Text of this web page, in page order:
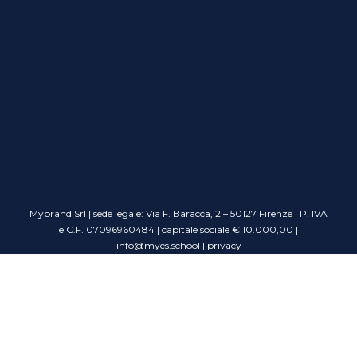
Mybrand Srl | sede legale: Via F. Baracca, 2 – 50127 Firenze | P. IVA
e C.F. 07096960484 | capitale sociale € 10.000,00 |
info@myes.school | privacy